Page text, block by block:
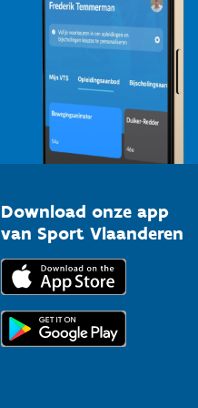
Download onze app
van Sport Vlaanderen